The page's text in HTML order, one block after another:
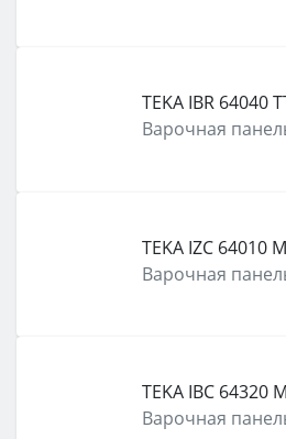
TEKA IBR 64040
Варочная
TEKA IZC 64010
Варочная
TEKA IBC 64320
Варочная